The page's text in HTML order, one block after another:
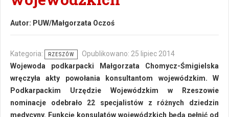
Autor: PUW/Małgorzata Oczoś
Kategoria: RZESZÓW
Opublikowano: 25 lipiec 2014
Wojewoda podkarpacki Małgorzata Chomycz-Śmigielska
wręczyła akty powołania konsultantom wojewódzkim. W
Podkarpackim Urzędzie Wojewódzkim w Rzeszowie
nominacje odebrało 22 specjalistów z różnych dziedzin
medycyny. Funkcję konsulatów wojewódzkich będą pełnić od